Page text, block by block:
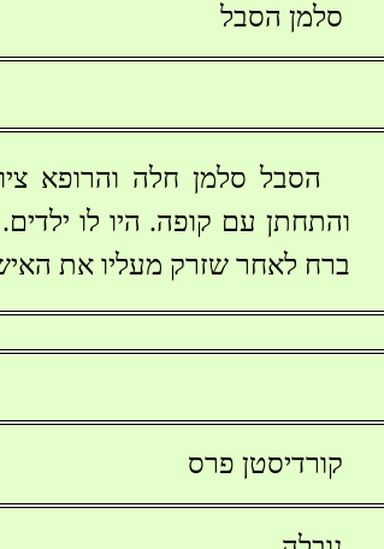
סלמן הסבל
הסבל סלמן חלה והרופא
והתחתן עם קופה. היו לו
ברח לאחר שזרק מעליו את
קורדיסטן פרס